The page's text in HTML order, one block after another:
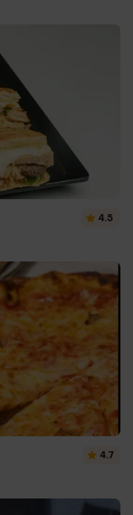
4.5
4.7